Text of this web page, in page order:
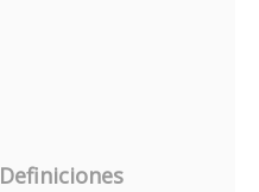
Definiciones